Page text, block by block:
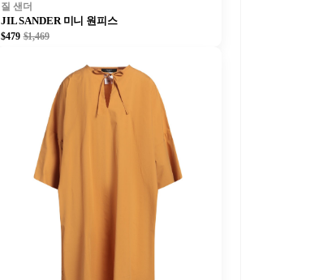
질 샌더
JIL SANDER 미니 원피스
$479 $1,469